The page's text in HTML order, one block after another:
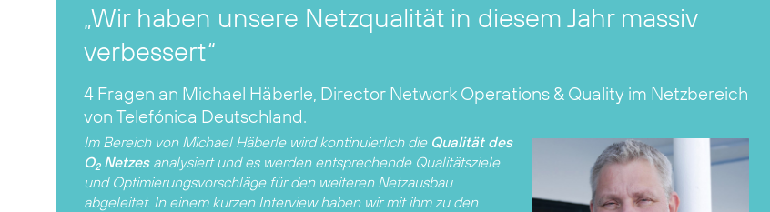
„Wir haben unsere Netzqualität in diesem Jahr massiv
verbessert“
4 Fragen an Michael Häberle, Director Network Operations & Quality im Netzbereich
von Telefónica Deutschland.
Im Bereich von Michael Häberle wird kontinuierlich die Qualität des
O2Netzesanalysiert und es werden entsprechende Qualitätsziele
und Optimierungsvorschläge für den weiteren Netzausbau
abgeleitet. In einem kurzen Interview haben wir mit ihm zu den